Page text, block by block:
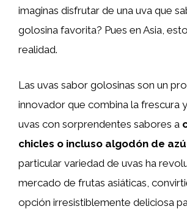
imaginas disfrutar de una uva que
golosina favorita? Pues en Asia,
realidad.
Las uvas sabor golosinas son un
innovador que combina la frescura
uvas con sorprendentes sabores a
chicles o incluso algodón de
particular variedad de uvas ha
mercado de frutas asiáticas,
opción irresistiblemente deliciosa